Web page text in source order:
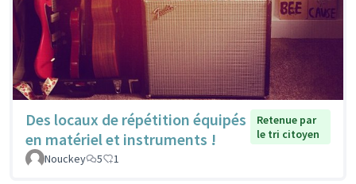
Des locaux de répétition équipés
en matériel et instruments !
Retenue par
le tri citoyen
Nouckey
5 1